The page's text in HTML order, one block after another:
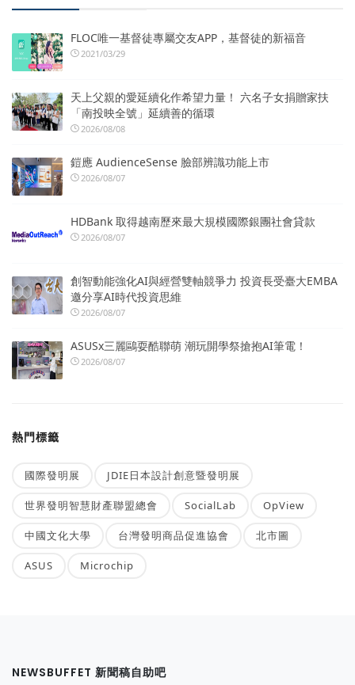
FLOC唯一基督徒專屬交友APP，基督徒的新福音
2021/03/29
天上父親的愛延續化作希望力量！ 六名子女捐贈家扶
「南投映全號」延續善的循環
2026/08/08
鎧應 AudienceSense 臉部辨識功能上市
2026/08/07
HDBank 取得越南歷來最大規模國際銀團社會貸款
2026/08/07
創智動能強化AI與經營雙軸競爭力 投資長受臺大EMBA
邀分享AI時代投資思維
2026/08/07
ASUSx三麗鷗耍酷聯萌 潮玩開學祭搶抱AI筆電！
2026/08/07
熱門標籤
國際發明展 JDIE日本設計創意暨發明展
世界發明智慧財產聯盟總會 SocialLab OpView
中國文化大學 台灣發明商品促進協會 北市圖
ASUS Microchip
NEWSBUFFET 新聞稿自助吧